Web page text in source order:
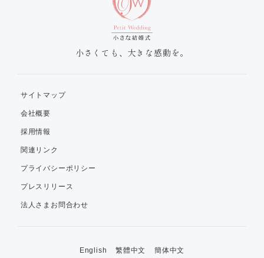
小さくても、大きな感動を。
サイトマップ
会社概要
採用情報
関連リンク
プライバシーポリシー
プレスリリース
法人さまお問合わせ
English 繁體中文 簡体中文